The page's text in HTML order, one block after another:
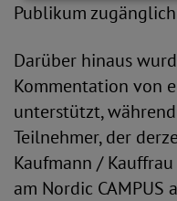
Publikum
Darüber hinaus
Kommentation von
unterstützt,
Teilnehmer, der
Kaufmann /
am Nordic CAMPUS